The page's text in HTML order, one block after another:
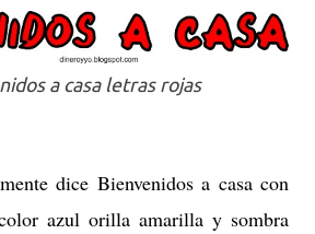
a casa letras rojas
dice Bienvenidos a casa con
azul orilla amarilla y sombra